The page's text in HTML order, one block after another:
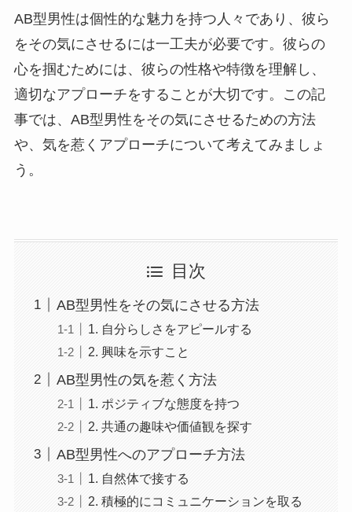
AB型男性は個性的な魅力を持つ人々であり、彼ら
をその気にさせるには一工夫が必要です。彼らの
心を掴むためには、彼らの性格や特徴を理解し、
適切なアプローチをすることが大切です。この記
事では、AB型男性をその気にさせるための方法
や、気を惹くアプローチについて考えてみましょ
う。
目次
AB型男性をその気にさせる方法
1. 自分らしさをアピールする
2. 興味を示すこと
AB型男性の気を惹く方法
1. ポジティブな態度を持つ
2. 共通の趣味や価値観を探す
AB型男性へのアプローチ方法
1. 自然体で接する
2. 積極的にコミュニケーションを取る